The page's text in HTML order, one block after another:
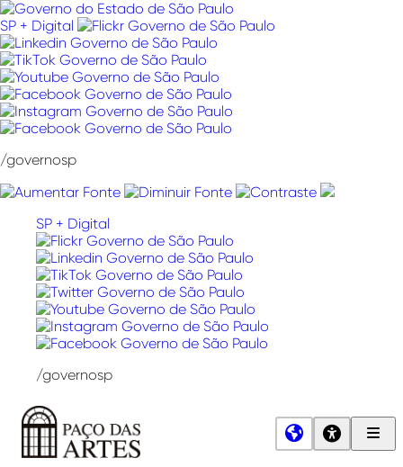
Pular
para
o
conteúdo
SP + Digital
/governosp
SP + Digital
/governosp